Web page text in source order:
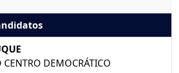
CENTRO DEMOCRÁTICO